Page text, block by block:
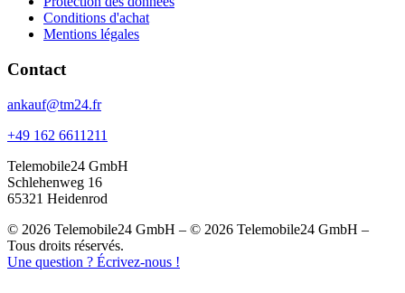
Conditions d'achat
Mentions légales
Contact
ankauf@tm24.fr
+49 162 6611211
Telemobile24 GmbH
Schlehenweg 16
65321 Heidenrod
© 2026 Telemobile24 GmbH – © 2026 Telemobile24 GmbH –
Tous droits réservés.
Une question ? Écrivez-nous !